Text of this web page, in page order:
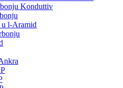
Konduttiv
l-Aramid